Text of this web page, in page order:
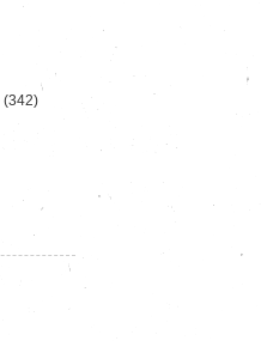
(342)